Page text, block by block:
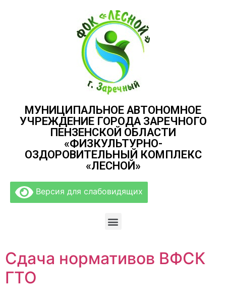
МУНИЦИПАЛЬНОЕ АВТОНОМНОЕ
УЧРЕЖДЕНИЕ ГОРОДА ЗАРЕЧНОГО
ПЕНЗЕНСКОЙ ОБЛАСТИ
«ФИЗКУЛЬТУРНО-
ОЗДОРОВИТЕЛЬНЫЙ КОМПЛЕКС
«ЛЕСНОЙ»
Версия для слабовидящих
Сдача нормативов ВФСК
ГТО